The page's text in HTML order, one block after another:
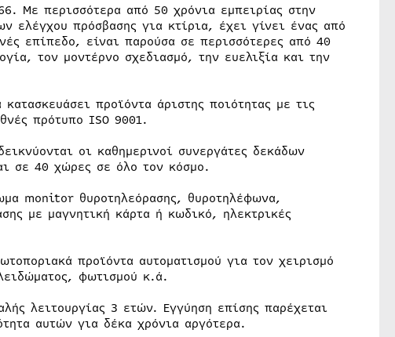
Με περισσότερα από 50 χρόνια εμπειρίας στην
ελέγχου πρόσβασης για κτίρια, έχει γίνει ένας από
επίπεδο, είναι παρούσα σε περισσότερες από 40
τον μοντέρνο σχεδιασμό, την ευελιξία και την
προϊόντα άριστης ποιότητας με τις
πρότυπο ISO 9001.
οι καθημερινοί συνεργάτες δεκάδων
σε 40 χώρες σε όλο τον κόσμο.
monitor θυροτηλεόρασης, θυροτηλέφωνα,
με μαγνητική κάρτα ή κωδικό, ηλεκτρικές
προϊόντα αυτοματισμού για τον χειρισμό
φωτισμού κ.ά.
λειτουργίας 3 ετών. Εγγύηση επίσης παρέχεται
αυτών για δέκα χρόνια αργότερα.